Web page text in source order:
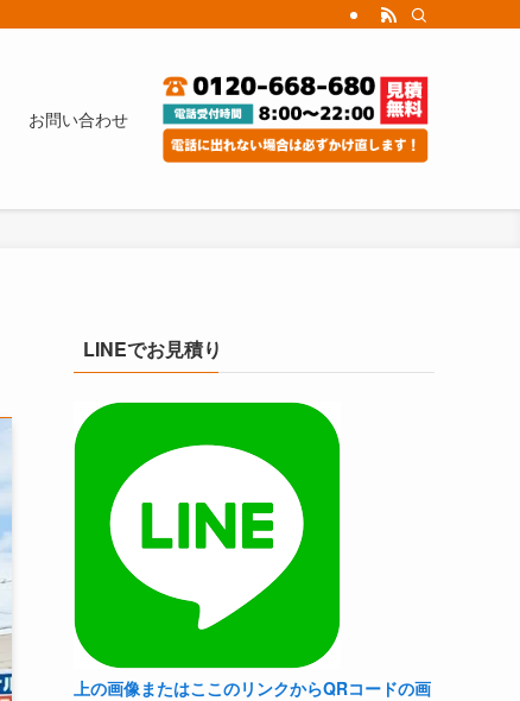
お問い合わせ
LINEでお見積り
上の画像またはここのリンクからQRコードの画